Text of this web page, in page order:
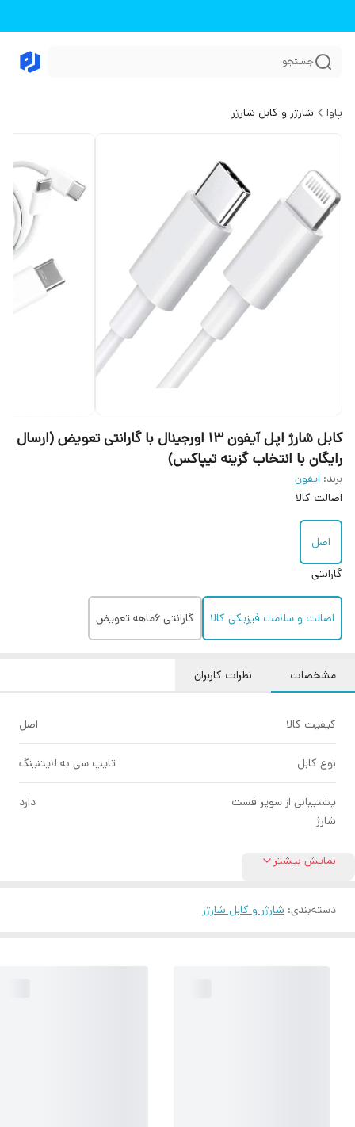
جستجو
پاوا شارژر و کابل شارژر
کابل شارژ اپل آیفون ۱۳ اورجینال با گارانتی تعویض (ارسال
رایگان با انتخاب گزینه تیپاکس)
برند: ایفون
اصالت کالا
اصل
گارانتی
اصالت و سلامت فیزیکی کالا گارانتی 6ماهه تعویض
مشخصات نظرات کاربران
کیفیت کالا اصل
نوع کابل تایپ سی به لایتنینگ
پشتیبانی از سوپر فست
شارژ
دارد
نمایش بیشتر
دسته‌بندی: شارژر و کابل شارژر